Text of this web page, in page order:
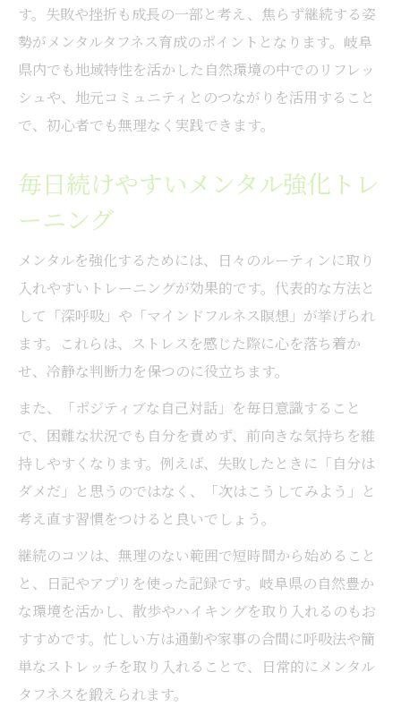
す。失敗や挫折も成長の一部と考え、焦らず継続する姿
勢がメンタルタフネス育成のポイントとなります。岐阜
県内でも地域特性を活かした自然環境の中でのリフレッ
シュや、地元コミュニティとのつながりを活用すること
で、初心者でも無理なく実践できます。
毎日続けやすいメンタル強化トレ
ーニング
メンタルを強化するためには、日々のルーティンに取り
入れやすいトレーニングが効果的です。代表的な方法と
して「深呼吸」や「マインドフルネス瞑想」が挙げられ
ます。これらは、ストレスを感じた際に心を落ち着か
せ、冷静な判断力を保つのに役立ちます。
また、「ポジティブな自己対話」を毎日意識すること
で、困難な状況でも自分を責めず、前向きな気持ちを維
持しやすくなります。例えば、失敗したときに「自分は
ダメだ」と思うのではなく、「次はこうしてみよう」と
考え直す習慣をつけると良いでしょう。
継続のコツは、無理のない範囲で短時間から始めること
と、日記やアプリを使った記録です。岐阜県の自然豊か
な環境を活かし、散歩やハイキングを取り入れるのもお
すすめです。忙しい方は通勤や家事の合間に呼吸法や簡
単なストレッチを取り入れることで、日常的にメンタル
タフネスを鍛えられます。